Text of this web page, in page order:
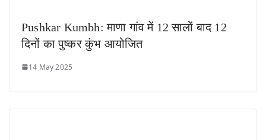
Pushkar Kumbh: माणा गांव में 12 सालों बाद 12
दिनों का पुष्कर कुंभ आयोजित
14 May 2025